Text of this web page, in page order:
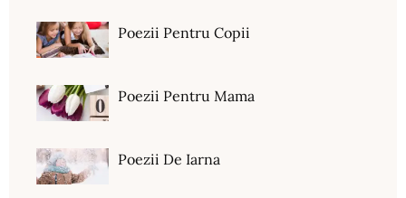
Poezii Pentru Copii
Poezii Pentru Mama
Poezii De Iarna